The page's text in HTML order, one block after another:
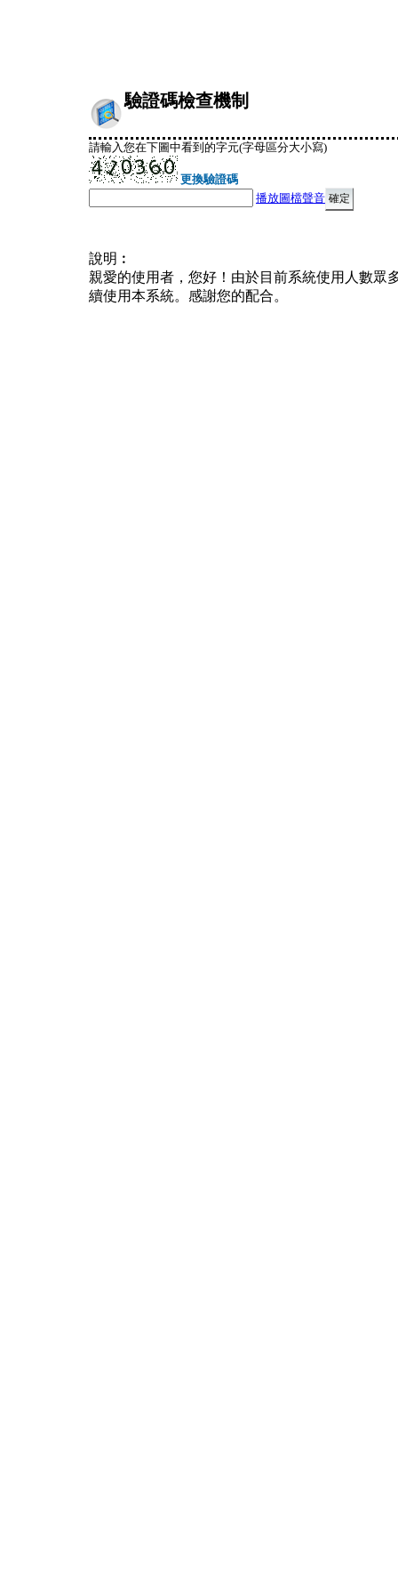
驗證碼檢查機制
請輸入您在下圖中看到的字元(字母區分大小寫)
更換驗證碼
播放圖檔聲音
說明︰
親愛的使用者，您好！由於目前系統使用人數眾
續使用本系統。感謝您的配合。